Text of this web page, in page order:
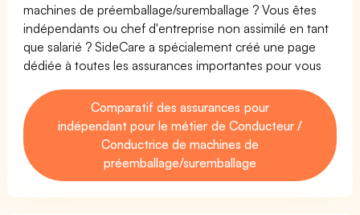
machines de préemballage/suremballage ? Vous êtes
indépendants ou chef d'entreprise non assimilé en tant
que salarié ? SideCare a spécialement créé une page
dédiée à toutes les assurances importantes pour vous
Comparatif des assurances pour
indépendant pour le métier de Conducteur /
Conductrice de machines de
préemballage/suremballage